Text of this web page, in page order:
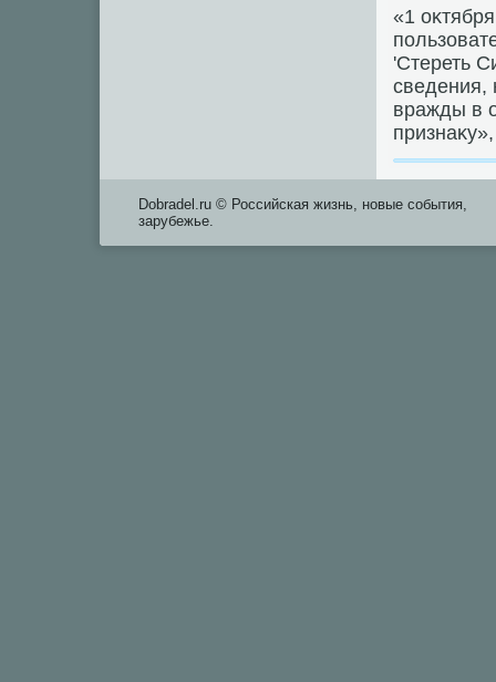
«1
'Стереть
сведения,
вражды в
Dobradel.ru © Российская жизнь, новые события,
зарубежье.